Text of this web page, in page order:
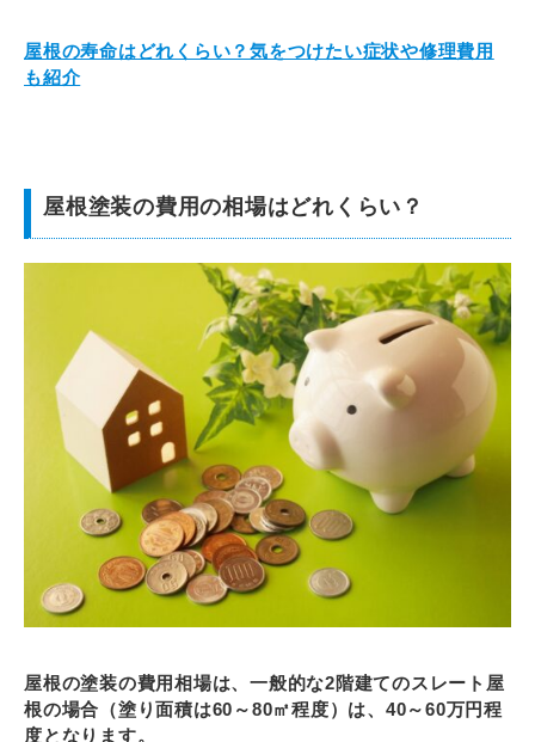
屋根の寿命はどれくらい？気をつけたい症状や修理費用
も紹介
屋根塗装の費用の相場はどれくらい？
屋根の塗装の費用相場は、一般的な2階建てのスレート屋
根の場合（塗り面積は60～80㎡程度）は、40～60万円程
度となります。